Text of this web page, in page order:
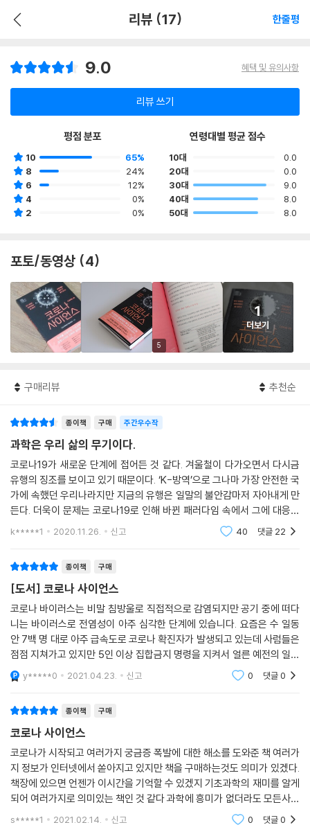
리뷰 (17) 한줄평
9.0 혜택 및 유의사항
리뷰 쓰기
평점 분포
10
65%
8
24%
6
12%
4
0%
2
0%
연령대별 평균 점수
10대
0.0
20대
0.0
30대
9.0
40대
8.0
50대
8.0
포토/동영상 (4)
5
1
더보기
구매리뷰 추천순
종이책 구매 주간우수작
과학은 우리 삶의 무기이다.
코로나19가 새로운 단계에 접어든 것 같다. 겨울철이 다가오면서 다시금
유행의 징조를 보이고 있기 때문이다. ‘K-방역’으로 그나마 가장 안전한 국
가에 속했던 우리나라지만 지금의 유행은 일말의 불안감마저 자아내게 만
든다. 더욱이 문제는 코로나19로 인해 바뀐 패러다임 속에서 그에 대응하
는 사람들이 지쳐가기 시작했다는 것이다. 우리들이 피부로 느끼는 경제는
k*****1 2020.11.26. 신고 40 댓글 22
종이책 구매
[도서] 코로나 사이언스
코로나 바이러스는 비말 침방울로 직접적으로 감염되지만 공기 중에 떠다
니는 바이러스로 전염성이 아주 심각한 단계에 있습니다. 요즘은 수 일동
안 7백 명 대로 아주 급속도로 코로나 확진자가 발생되고 있는데 사럼들은
점점 지쳐가고 있지만 5인 이상 집합금지 명령을 지켜서 얼른 예전의 일상
으로 돌아가고 해야 되는데 요 며칠 사람들이 일부 지키지 않고 영업을 강
행하는 바람에 코
y*****0 2021.04.23. 신고 0 댓글0
종이책 구매
코로나 사이언스
코로나가 시작되고 여러가지 궁금증 폭발에 대한 해소를 도와준 책 여러가
지 정보가 인터넷에서 쏟아지고 있지만 책을 구매하는것도 의미가 있겠다.
책장에 있으면 언젠가 이시간을 기억할 수 있겠지 기초과학의 재미를 알게
되어 여러가지로 의미있는 책인 것 같다 과학에 흥미가 없더라도 모든사람
을 위한 기본서 같은 책이다. 코로나는 극복될 것이다 나중에 코로나가 끝
s*****1 2021.02.14. 신고 0 댓글0